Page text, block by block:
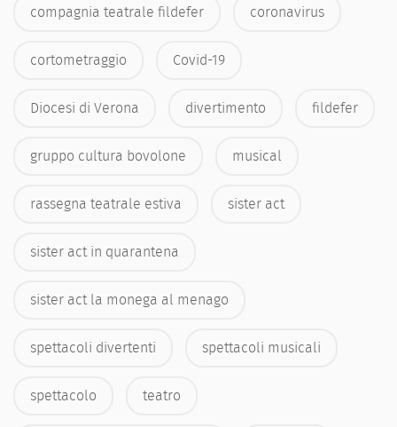
compagnia teatrale fildefer coronavirus
cortometraggio Covid-19
Diocesi di Verona divertimento fildefer
gruppo cultura bovolone musical
rassegna teatrale estiva sister act
sister act in quarantena
sister act la monega al menago
spettacoli divertenti spettacoli musicali
spettacolo teatro